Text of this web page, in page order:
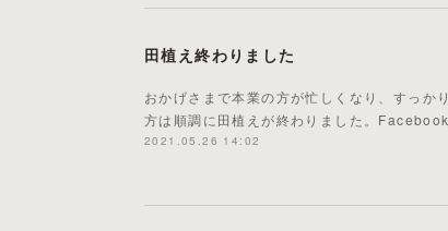
田植え終わりました
おかげさまで本業の方が忙しくなり、すっか
方は順調に田植えが終わりました。
2021.05.26 14:02